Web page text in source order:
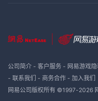
公司简介- 客户服务- 网易游戏
- 联系我们 - 商务合作- 加入我们
网易公司版权所有 ©1997-2026